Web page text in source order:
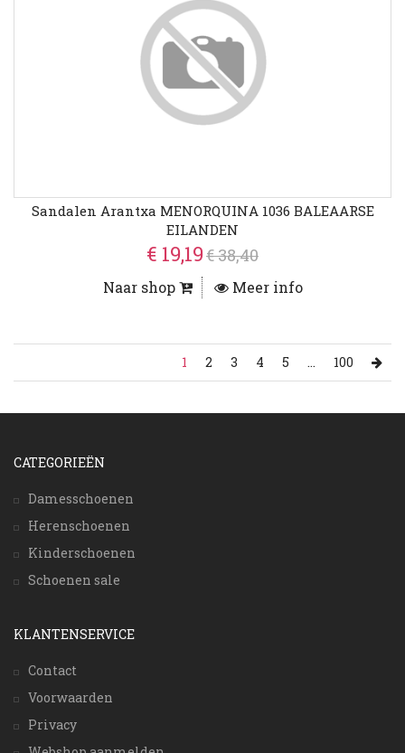
Sandalen Arantxa MENORQUINA 1036 BALEAARSE
EILANDEN
€ 19,19€ 38,40
Naar shop Meer info
1 2 3 4 5 ... 100
CATEGORIEËN
Damesschoenen
Herenschoenen
Kinderschoenen
Schoenen sale
KLANTENSERVICE
Contact
Voorwaarden
Privacy